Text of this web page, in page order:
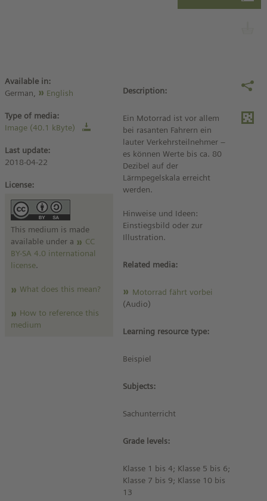
Available in:
German,
English
Type of media:
Image (40.1 kByte)
Last update:
2018-04-22
License:
This medium is made
available under a
CC
BY-SA 4.0 international
license.
What does this mean?
How to reference this
medium
Description:
Ein Motorrad ist vor allem
bei rasanten Fahrern ein
lauter Verkehrsteilnehmer –
es können Werte bis ca. 80
Dezibel auf der
Lärmpegelskala erreicht
werden.
Hinweise und Ideen:
Einstiegsbild oder zur
Illustration.
Related media:
Motorrad fährt vorbei
(Audio)
Learning resource type:
Beispiel
Subjects:
Sachunterricht
Grade levels:
Klasse 1 bis 4; Klasse 5 bis 6;
Klasse 7 bis 9; Klasse 10 bis
13